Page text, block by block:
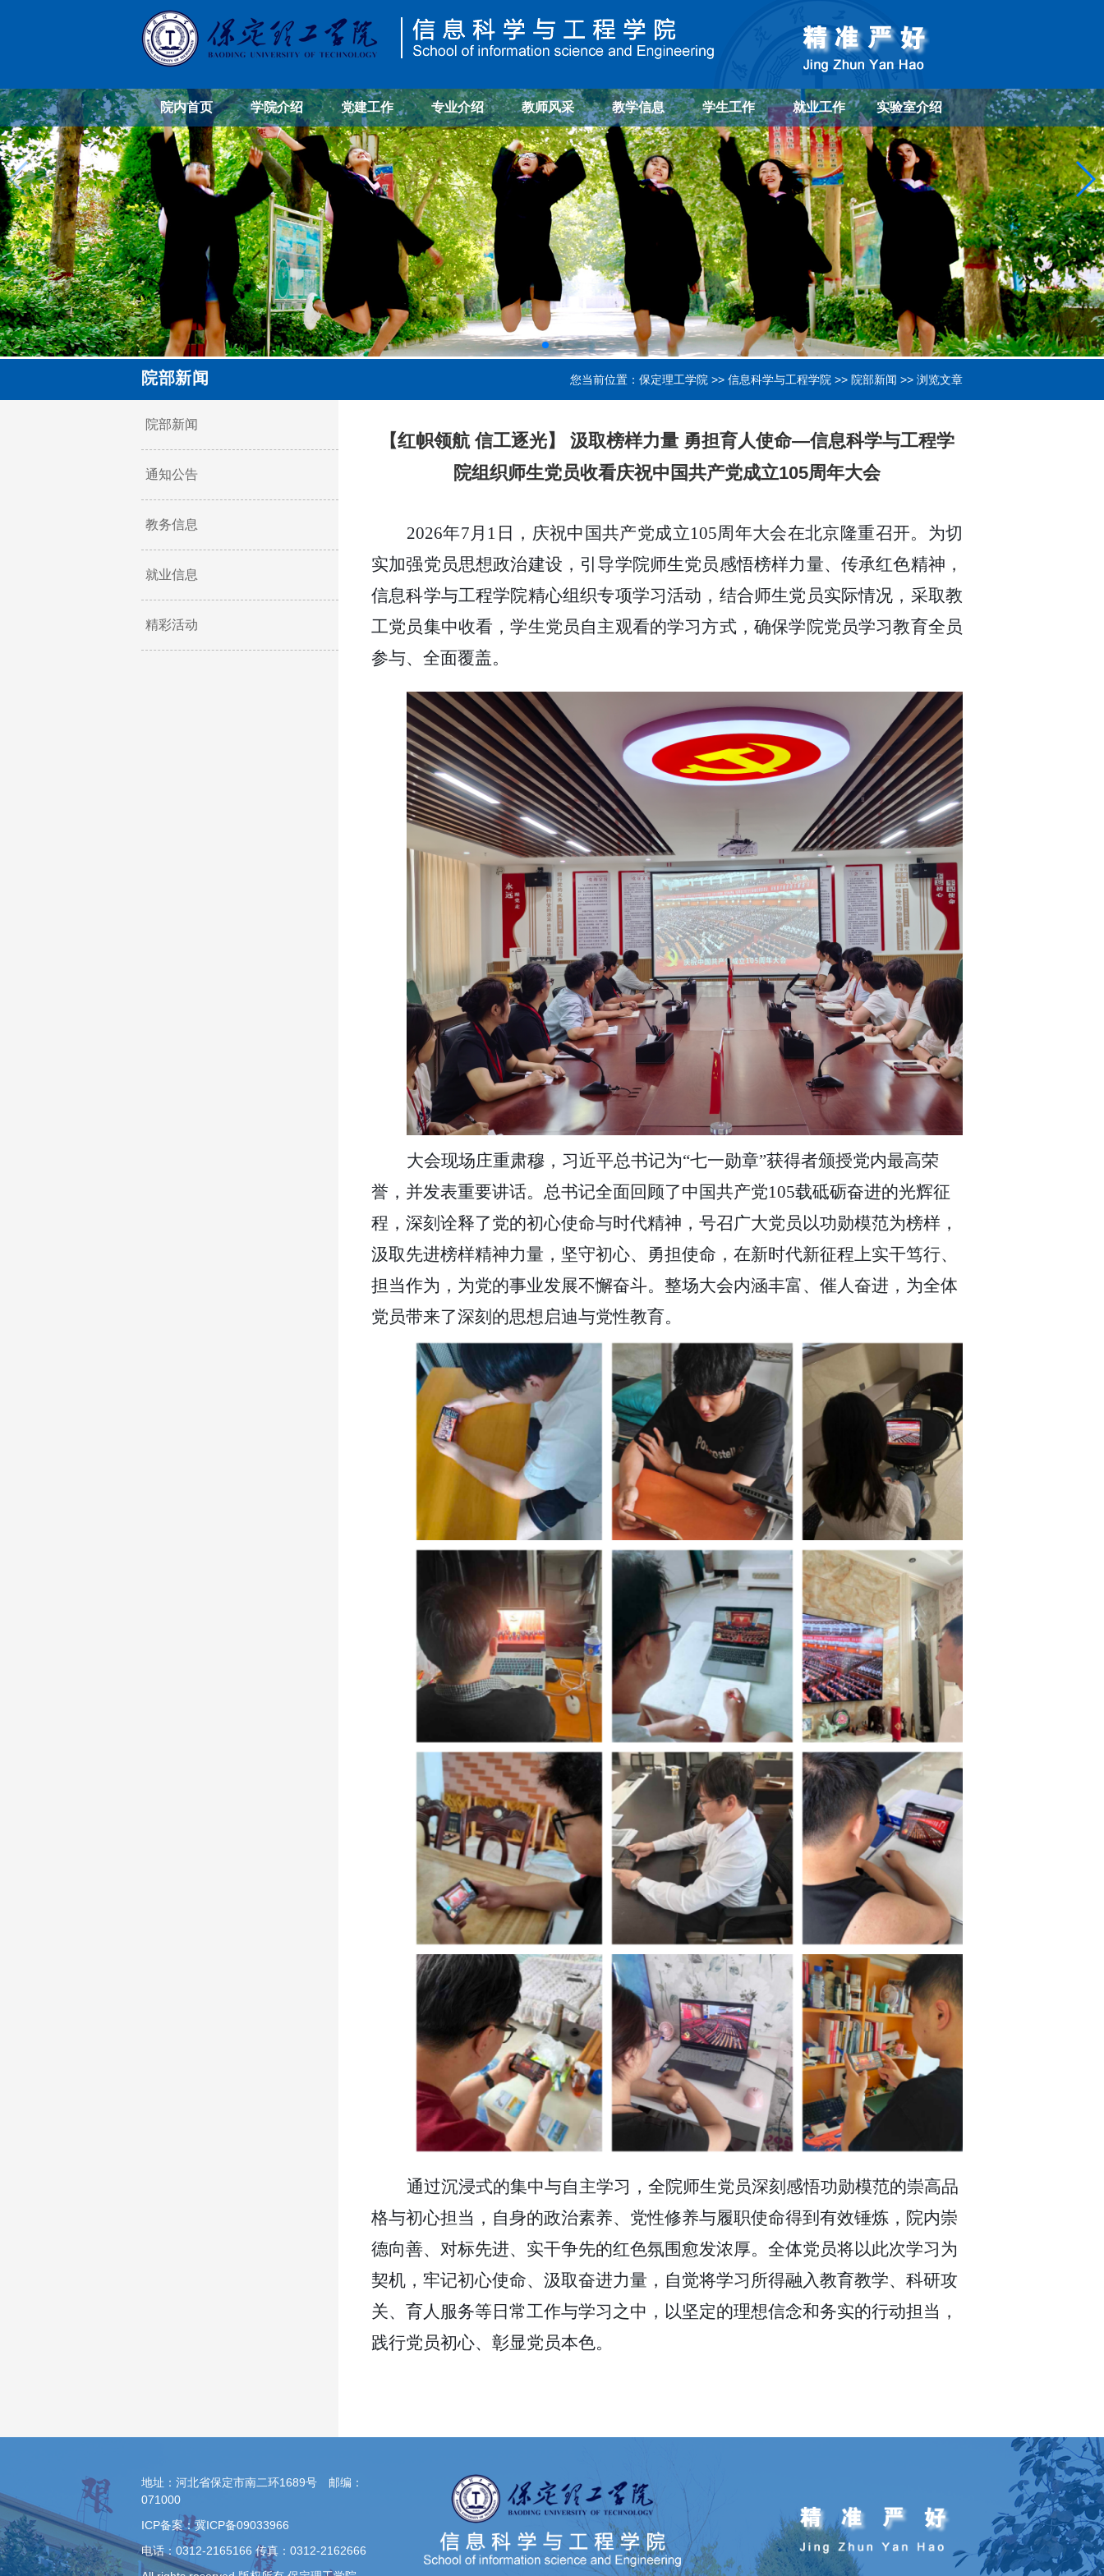
院内首页 学院介绍 党建工作 专业介绍 教师风采 教学信息 学生工作 就业工作 实验室介绍
您当前位置： 保定理工学院 >> 信息科学与工程学院 >> 院部新闻 >> 浏览文章
院部新闻
院部新闻
通知公告
教务信息
就业信息
精彩活动
【红帜领航 信工逐光】 汲取榜样力量 勇担育人使命—信息科学与工程学
院组织师生党员收看庆祝中国共产党成立105周年大会
2026年7月1日，庆祝中国共产党成立105周年大会在北京隆重召开。为切
实加强党员思想政治建设，引导学院师生党员感悟榜样力量、传承红色精神，
信息科学与工程学院精心组织专项学习活动，结合师生党员实际情况，采取教
工党员集中收看，学生党员自主观看的学习方式，确保学院党员学习教育全员
参与、全面覆盖。
大会现场庄重肃穆，习近平总书记为“七一勋章”获得者颁授党内最高荣
誉，并发表重要讲话。总书记全面回顾了中国共产党105载砥砺奋进的光辉征
程，深刻诠释了党的初心使命与时代精神，号召广大党员以功勋模范为榜样，
汲取先进榜样精神力量，坚守初心、勇担使命，在新时代新征程上实干笃行、
担当作为，为党的事业发展不懈奋斗。整场大会内涵丰富、催人奋进，为全体
党员带来了深刻的思想启迪与党性教育。
通过沉浸式的集中与自主学习，全院师生党员深刻感悟功勋模范的崇高品
格与初心担当，自身的政治素养、党性修养与履职使命得到有效锤炼，院内崇
德向善、对标先进、实干争先的红色氛围愈发浓厚。全体党员将以此次学习为
契机，牢记初心使命、汲取奋进力量，自觉将学习所得融入教育教学、科研攻
关、育人服务等日常工作与学习之中，以坚定的理想信念和务实的行动担当，
践行党员初心、彰显党员本色。
地址：河北省保定市南二环1689号 邮编：
071000
ICP备案：冀ICP备09033966
电话：0312-2165166 传真：0312-2162666